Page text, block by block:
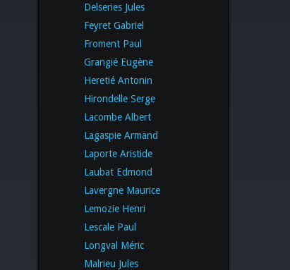
Delseries Jules
Feyret Gabriel
Froment Paul
Grangié Eugène
Heretié Antonin
Hirondelle Serge
Lacombe Albert
Lagaspie Armand
Laporte Aristide
Laubat Edmond
Lavergne Maurice
Lemozie Henri
Lescale Paul
Longval Méric
Malrieu Jules